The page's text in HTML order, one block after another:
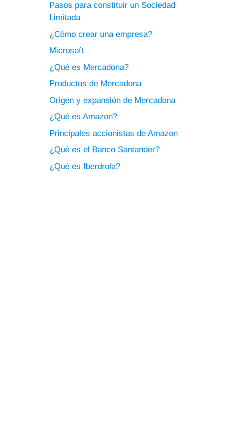
Pasos para constituir un Sociedad
Limitada
¿Cómo crear una empresa?
Microsoft
¿Qué es Mercadona?
Productos de Mercadona
Origen y expansión de Mercadona
¿Qué es Amazon?
Principales accionistas de Amazon
¿Qué es el Banco Santander?
¿Qué es Iberdrola?